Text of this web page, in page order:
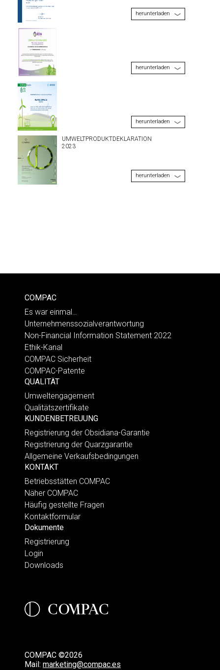
herunterladen
herunterladen
herunterladen
UMWELTPRODUKTDEKLARATION
2023
herunterladen
COMPAC
Es war einmal…
Unternehmenssozialverantwortung
Non-Financial Information Statement 2022
Ethik-Kanal
COMPAC Sicherheit
COMPAC-Patente
QUALITÄT
Umweltengagement
Qualitätszertifikate
KUNDENBETREUUNG
Registrierung der Obsidiana-Garantie
Registrierung der Quarzgarantie
Allgemeine Verkaufsbedingungen
KONTAKT
Betriebsstätten COMPAC
Näher COMPAC
Häufig gestellte Fragen
Kontaktformular
Dokumente
Registrierung
Login
Downloads
COMPAC ©2026
Mail: marketing@compac.es